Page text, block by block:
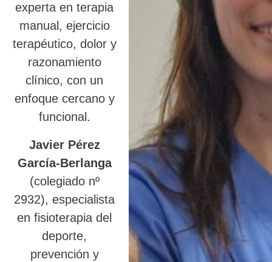
experta en terapia
manual, ejercicio
terapéutico, dolor y
razonamiento
clínico, con un
enfoque cercano y
funcional.
Javier Pérez
García-Berlanga
(colegiado nº
2932), especialista
en fisioterapia del
deporte,
prevención y